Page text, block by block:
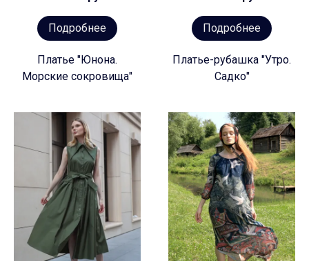
Подробнее
Платье "Юнона.
Морские сокровища"
Подробнее
Платье-рубашка "Утро.
Садко"